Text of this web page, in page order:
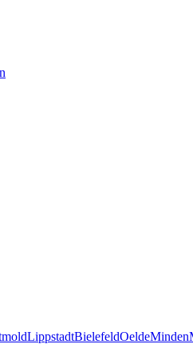
LippstadtBielefeldOeldeMinden